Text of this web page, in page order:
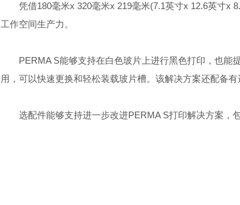
凭借180毫米x 320毫米x 219毫米(7.1英寸x 12.6英寸x
工作空间生产力。
PERMA S能够支持在白色玻片上进行黑色打印，也能
用，可以快速更换和轻松装载玻片槽。该解决方案还配备
选配件能够支持进一步改进PERMA S打印解决方案，包